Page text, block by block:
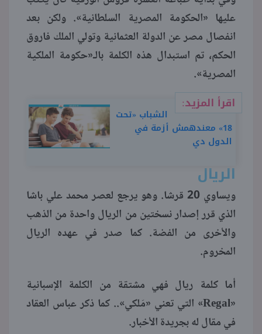
عليها «الحكومة المصرية السلطانية». ولكن بعد
انفصال مصر عن الدولة العثمانية وتولي الملك فاروق
الحكم، تم استبدال هذه الكلمة بالـ«حكومة الملكية
المصرية».
اقرأ المزيد:
الشباب «تحت
18» معندهمش أزمة في
الدول دي
الريال
ويساوي 20 قرشا. وهو يرجع لعصر محمد علي باشا
الذي قرر إصدار نسختين من الريال واحدة من الذهب
والأخرى من الفضة. كما صدر في عهده الريال
المخروم.
أما كلمة ريال فهي مشتقة من الكلمة الإسبانية
«Regal» التي تعني «مَلكي».. كما ذكر عباس العقاد
في مقال له بجريدة الأخبار.